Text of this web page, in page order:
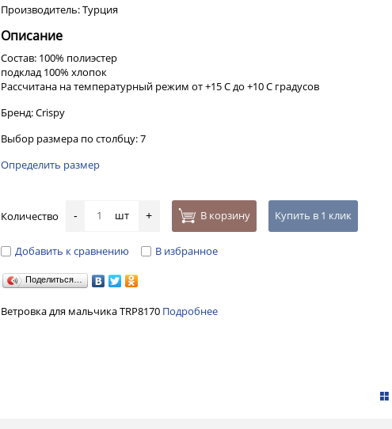
Производитель: Турция
Описание
Состав: 100% полиэстер
подклад 100% хлопок
Рассчитана на температурный режим от +15 C до +10 C градусов
Бренд: Crispy
Выбор размера по столбцу: 7
Определить размер
Количество - шт + В корзину Купить в 1 клик
Добавить к сравнению В избранное
Поделиться…
Ветровка для мальчика TRP8170 Подробнее